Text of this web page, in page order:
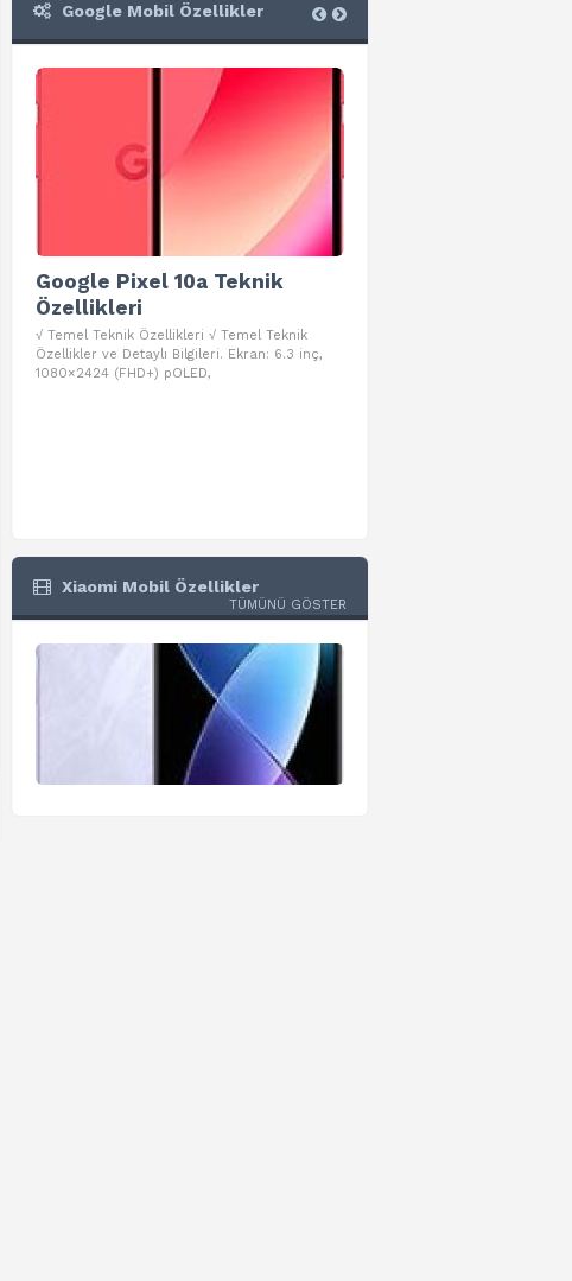
Google Mobil Özellikler
Google Pixel 10a Teknik
Özellikleri
√ Temel Teknik Özellikleri √ Temel Teknik
Özellikler ve Detaylı Bilgileri. Ekran: 6.3 inç,
1080×2424 (FHD+) pOLED,
Xiaomi Mobil Özellikler
TÜMÜNÜ GÖSTER